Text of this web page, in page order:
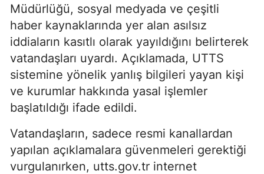
Müdürlüğü, sosyal medyada ve çeşitli
haber kaynaklarında yer alan asılsız
iddiaların kasıtlı olarak yayıldığını belirterek
vatandaşları uyardı. Açıklamada, UTTS
sistemine yönelik yanlış bilgileri yayan kişi
ve kurumlar hakkında yasal işlemler
başlatıldığı ifade edildi.
Vatandaşların, sadece resmi kanallardan
yapılan açıklamalara güvenmeleri gerektiği
vurgulanırken, utts.gov.tr internet